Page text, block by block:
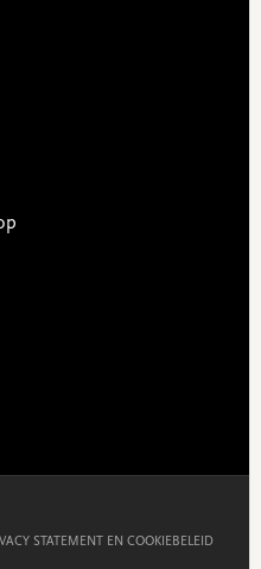
STATEMENT EN COOKIEBELEID